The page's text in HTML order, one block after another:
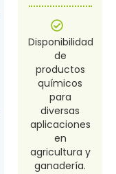
Disponibilidad
de
productos
químicos
para
diversas
aplicaciones
en
agricultura y
ganadería.